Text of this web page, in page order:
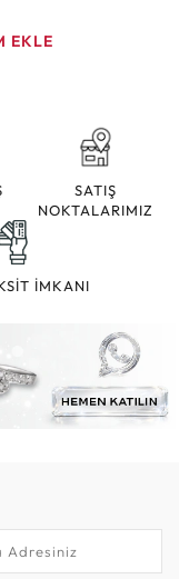
EKLE
SATIŞ
NOKTALARIMIZ
İMKANI